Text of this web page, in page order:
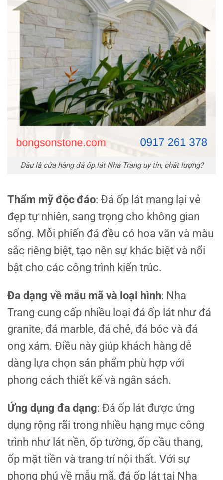
Đâu là cửa hàng đá ốp lát Nha Trang uy tín, chất lượng?
Thẩm mỹ độc đáo: Đá ốp lát mang lại vẻ
đẹp tự nhiên, sang trọng cho không gian
sống. Mỗi phiến đá đều có hoa văn và màu
sắc riêng biệt, tạo nên sự khác biệt và nổi
bật cho các công trình kiến trúc.
Đa dạng về mẫu mã và loại hình: Nha
Trang cung cấp nhiều loại đá ốp lát như đá
granite, đá marble, đá chẻ, đá bóc và đá
ong xám. Điều này giúp khách hàng dễ
dàng lựa chọn sản phẩm phù hợp với
phong cách thiết kế và ngân sách.
Ứng dụng đa dạng: Đá ốp lát được ứng
dụng rộng rãi trong nhiều hạng mục công
trình như lát nền, ốp tường, ốp cầu thang,
ốp mặt tiền và trang trí nội thất. Với sự
phong phú về mẫu mã, đá ốp lát tại Nha